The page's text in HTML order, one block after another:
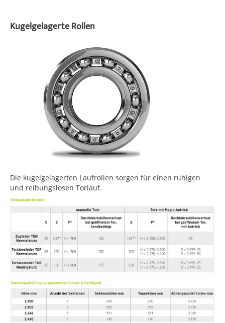
Kugelgelagerte Rollen
Die kugelgelagerten Laufrollen sorgen für einen ruhigen
und reibungslosen Torlauf.